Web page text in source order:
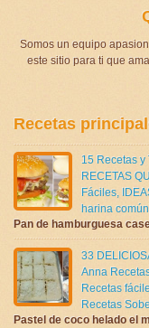
Somos un equipo
este sitio para ti que
Recetas
15 Recetas y
RECETAS
Fáciles,
harina
Pan de hamburguesa
33
Anna
Recetas
Recetas
Pastel de coco helado el